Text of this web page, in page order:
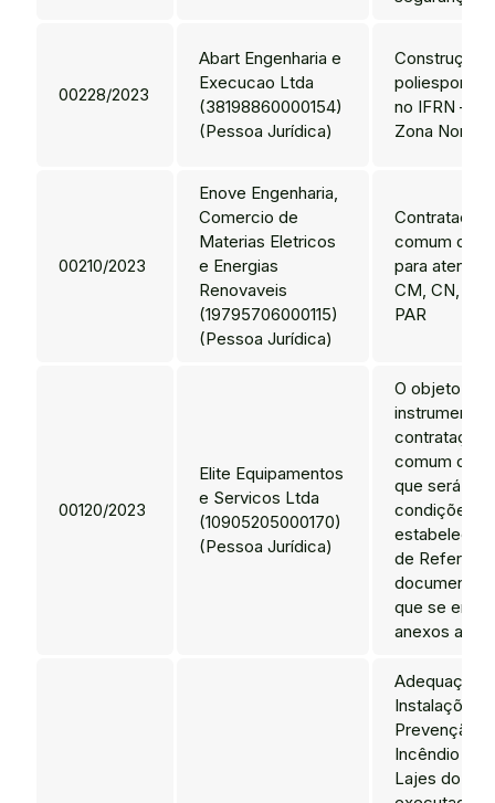
00228/2023
Abart Engenharia e
Execucao Ltda
(38198860000154)
(Pessoa Jurídica)
Construção
no IFRN –
Zona Norte.
00210/2023
Enove Engenharia,
Comercio de
Materias Eletricos
e Energias
Renovaveis
(19795706000115)
(Pessoa Jurídica)
Contratação
comum de
para
CM, CN,
PAR
00120/2023
Elite Equipamentos
e Servicos Ltda
(10905205000170)
(Pessoa Jurídica)
O objeto do
instrumento
contratação
comum de
que será
condições
de
que se
anexos ao
Adequação
Instalações
Prevenção
Incêndio do
Lajes do